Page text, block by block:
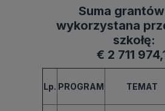
Suma grantów
wykorzystana
szkołę:
€ 2 711
Lp. PROGRAM TEMAT